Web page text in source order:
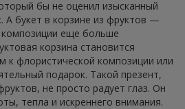
бы не оценил изысканный
А букет в корзине из фруктов —
еще больше
корзина становится
к флористической композиции или
подарок. Такой презент,
не просто радует глаз. Он
тепла и искреннего внимания.